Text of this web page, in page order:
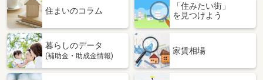
住まいのコラム
「住みたい街」
を見つけよう
暮らしのデータ
(補助金・助成金情報)
家賃相場